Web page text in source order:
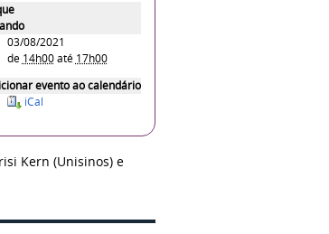
03/08/2021
de 14h00até 17h00
evento ao calendário
iCal
Kern (Unisinos) e